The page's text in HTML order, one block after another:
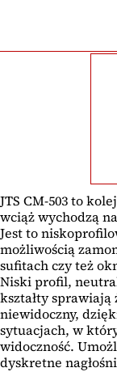
JTS CM-503 to
wciąż wychodzą
Jest to
możliwością
sufitach czy też
Niski profil,
kształty
niewidoczny,
sytuacjach, w
widoczność.
dyskretne